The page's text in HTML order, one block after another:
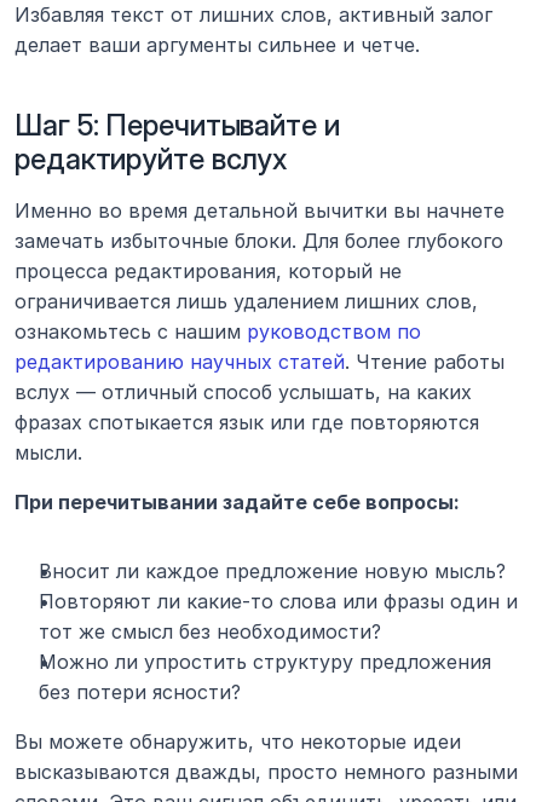
Избавляя текст от лишних слов, активный залог
делает ваши аргументы сильнее и четче.
Шаг 5: Перечитывайте и
редактируйте вслух
Именно во время детальной вычитки вы начнете
замечать избыточные блоки. Для более глубокого
процесса редактирования, который не
ограничивается лишь удалением лишних слов,
ознакомьтесь с нашим руководством по
редактированию научных статей. Чтение работы
вслух — отличный способ услышать, на каких
фразах спотыкается язык или где повторяются
мысли.
При перечитывании задайте себе вопросы:
Вносит ли каждое предложение новую мысль?
Повторяют ли какие-то слова или фразы один и
тот же смысл без необходимости?
Можно ли упростить структуру предложения
без потери ясности?
Вы можете обнаружить, что некоторые идеи
высказываются дважды, просто немного разными